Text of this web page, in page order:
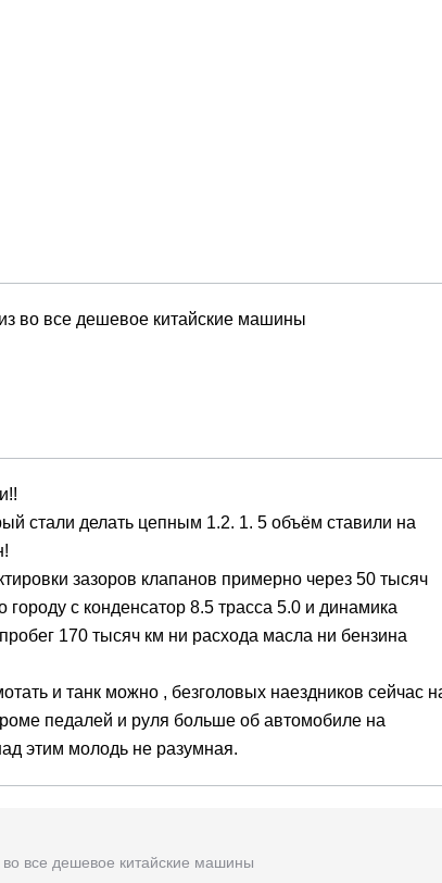
во все дешевое китайские машины
стали делать цепным 1.2. 1. 5 объём ставили на
зазоров клапанов примерно через 50 тысяч
городу с конденсатор 8.5 трасса 5.0 и динамика
170 тысяч км ни расхода масла ни бензина
и танк можно , безголовых наездников сейчас
педалей и руля больше об автомобиле на
этим молодь не разумная.
во все дешевое китайские машины